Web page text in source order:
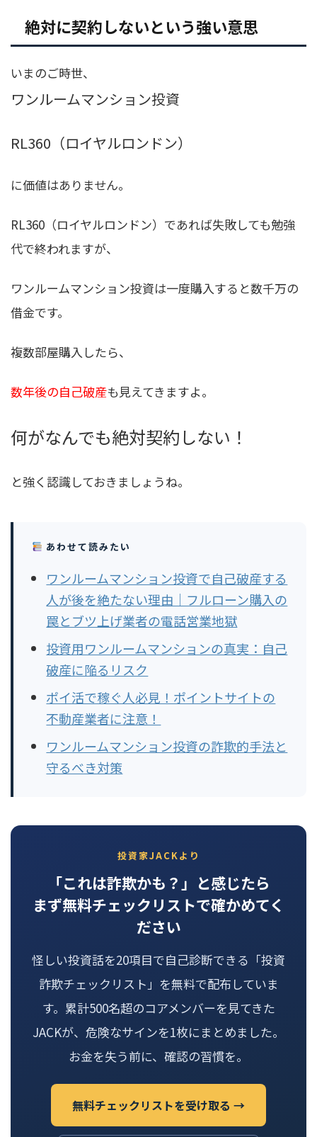
絶対に契約しないという強い意思
いまのご時世、
ワンルームマンション投資
RL360（ロイヤルロンドン）
に価値はありません。
RL360（ロイヤルロンドン）であれば失敗しても勉強
代で終われますが、
ワンルームマンション投資は一度購入すると数千万の
借金です。
複数部屋購入したら、
数年後の自己破産も見えてきますよ。
何がなんでも絶対契約しない！
と強く認識しておきましょうね。
あわせて読みたい
ワンルームマンション投資で自己破産する
人が後を絶たない理由｜フルローン購入の
罠とブツ上げ業者の電話営業地獄
投資用ワンルームマンションの真実：自己
破産に陥るリスク
ポイ活で稼ぐ人必見！ポイントサイトの
不動産業者に注意！
ワンルームマンション投資の詐欺的手法と
守るべき対策
投資家JACKより
「これは詐欺かも？」と感じたら
まず無料チェックリストで確かめてく
ださい
怪しい投資話を20項目で自己診断できる「投資
詐欺チェックリスト」を無料で配布していま
す。累計500名超のコアメンバーを見てきた
JACKが、危険なサインを1枚にまとめました。
お金を失う前に、確認の習慣を。
無料チェックリストを受け取る →